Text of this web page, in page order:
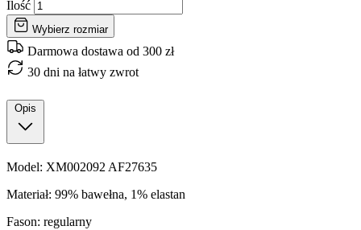
Ilość
Wybierz rozmiar
Darmowa dostawa od 300 zł
30 dni na łatwy zwrot
Opis
Model: XM002092 AF27635
Materiał: 99% bawełna, 1% elastan
Fason: regularny